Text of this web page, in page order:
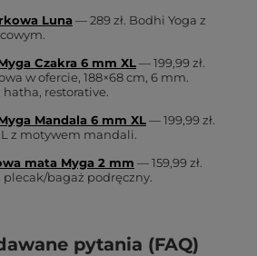
Luna — 289 zł. Bodhi Yoga z
Czakra 6 mm XL— 199,99 zł.
w ofercie, 188×68 cm, 6 mm.
restorative.
Mandala 6 mm XL— 199,99 zł.
z motywem mandali.
mata Myga 2 mm — 159,99 zł.
plecak/bagaż podręczny.
pytania (FAQ)